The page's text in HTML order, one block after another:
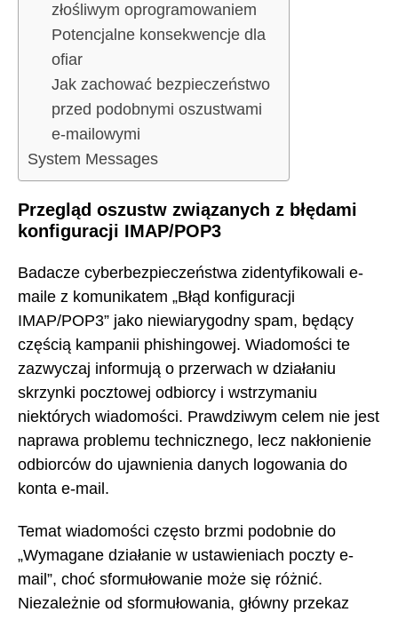
złośliwym oprogramowaniem
Potencjalne konsekwencje dla
ofiar
Jak zachować bezpieczeństwo
przed podobnymi oszustwami
e-mailowymi
System Messages
Przegląd oszustw związanych z błędami
konfiguracji IMAP/POP3
Badacze cyberbezpieczeństwa zidentyfikowali e-
maile z komunikatem „Błąd konfiguracji
IMAP/POP3” jako niewiarygodny spam, będący
częścią kampanii phishingowej. Wiadomości te
zazwyczaj informują o przerwach w działaniu
skrzynki pocztowej odbiorcy i wstrzymaniu
niektórych wiadomości. Prawdziwym celem nie jest
naprawa problemu technicznego, lecz nakłonienie
odbiorców do ujawnienia danych logowania do
konta e-mail.
Temat wiadomości często brzmi podobnie do
„Wymagane działanie w ustawieniach poczty e-
mail”, choć sformułowanie może się różnić.
Niezależnie od sformułowania, główny przekaz